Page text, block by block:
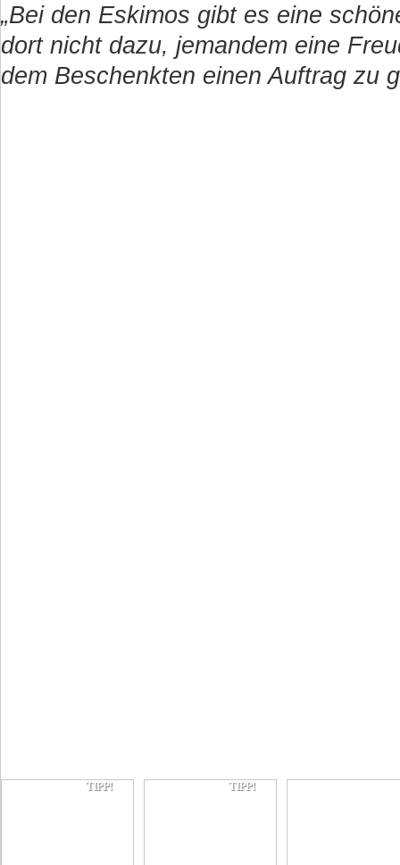
„Bei den Eskimos gibt es eine
dort nicht dazu, jemandem eine
dem Beschenkten einen Auftrag zu
TIPP! TIPP!